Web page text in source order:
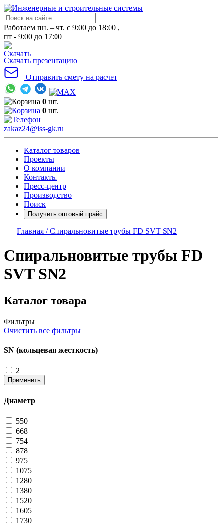
Работаем пн. – чт. с 9:00 до 18:00 ,
пт - 9:00 до 17:00
Скачать презентацию
Отправить смету на расчет
0 шт.
0 шт.
zakaz24@iss-gk.ru
Каталог товаров
Проекты
О компании
Контакты
Пресс-центр
Производство
Поиск
Получить оптовый прайс
Главная /Спиральновитые трубы FD SVT SN2
Спиральновитые трубы FD
SVT SN2
Каталог товара
Фильтры
Очистить все фильтры
SN (кольцевая жесткость)
2
Применить
Диаметр
550
668
754
878
975
1075
1280
1380
1520
1605
1730